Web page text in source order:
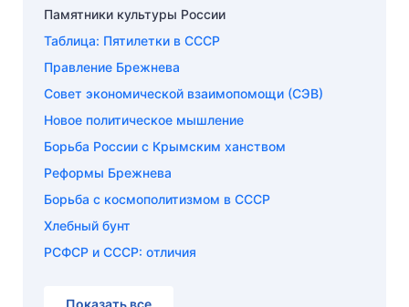
Памятники культуры России
Таблица: Пятилетки в СССР
Правление Брежнева
Совет экономической взаимопомощи (СЭВ)
Новое политическое мышление
Борьба России с Крымским ханством
Реформы Брежнева
Борьба с космополитизмом в СССР
Хлебный бунт
РСФСР и СССР: отличия